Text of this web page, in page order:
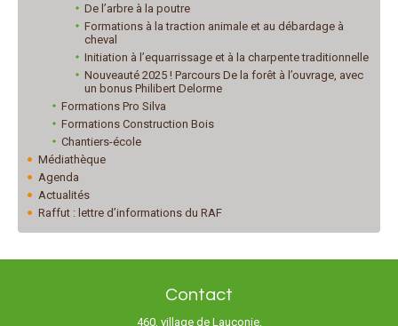
De l’arbre à la poutre
Formations à la traction animale et au débardage à
cheval
Initiation à l’equarrissage et à la charpente traditionnelle
Nouveauté 2025 ! Parcours De la forêt à l’ouvrage, avec
un bonus Philibert Delorme
Formations Pro Silva
Formations Construction Bois
Chantiers-école
Médiathèque
Agenda
Actualités
Raffut : lettre d’informations du RAF
Contact
460, village de Lauconie,